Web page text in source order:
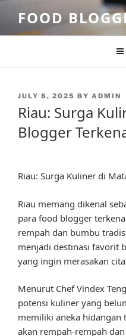
content
FOOD
POSTED
ON
JULY 8, 2025 BY ADMIN
Riau: Surga
Blogger
Riau: Surga Kuliner di
Riau memang dikenal
para food blogger
rempah dan bumbu
menjadi destinasi favorit
yang ingin merasakan
Menurut Chef Vindex
potensi kuliner yang
memiliki aneka hidangan
akan rempah-rempah